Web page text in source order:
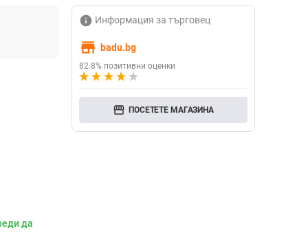
да
info Информация за търговец
store badu.bg
82.8% позитивни оценки
storefront ПОСЕТЕТЕ МАГАЗИНА